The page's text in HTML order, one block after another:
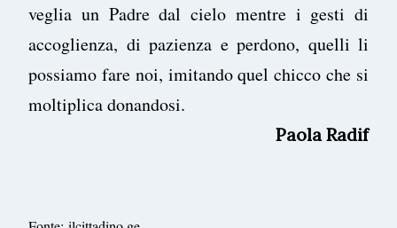
veglia un Padre dal cielo mentre i gesti di
accoglienza, di pazienza e perdono, quelli li
possiamo fare noi, imitando quel chicco che si
moltiplica donandosi.
Paola Radif